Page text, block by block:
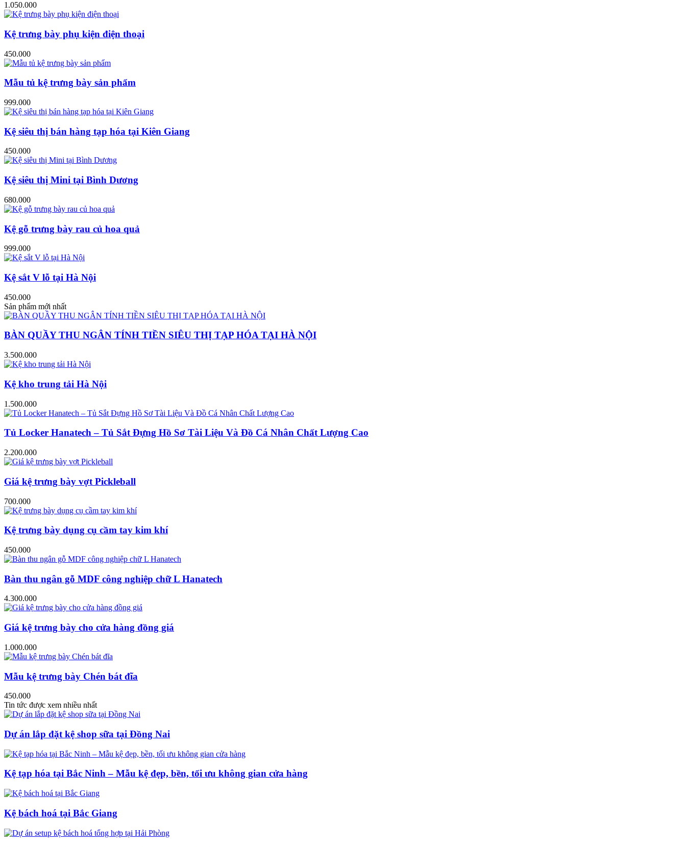
1.050.000
Kệ trưng bày phụ kiện điện thoại
450.000
Mẫu tủ kệ trưng bày sản phẩm
999.000
Kệ siêu thị bán hàng tạp hóa tại Kiên Giang
450.000
Kệ siêu thị Mini tại Bình Dương
680.000
Kệ gỗ trưng bày rau củ hoa quả
999.000
Kệ sắt V lỗ tại Hà Nội
450.000
Sản phẩm mới nhất
BÀN QUẦY THU NGÂN TÍNH TIỀN SIÊU THỊ TẠP HÓA TẠI HÀ NỘI
3.500.000
Kệ kho trung tải Hà Nội
1.500.000
Tủ Locker Hanatech – Tủ Sắt Đựng Hồ Sơ Tài Liệu Và Đồ Cá Nhân Chất Lượng Cao
2.200.000
Giá kệ trưng bày vợt Pickleball
700.000
Kệ trưng bày dụng cụ cầm tay kim khí
450.000
Bàn thu ngân gỗ MDF công nghiệp chữ L Hanatech
4.300.000
Giá kệ trưng bày cho cửa hàng đồng giá
1.000.000
Mẫu kệ trưng bày Chén bát đĩa
450.000
Tin tức được xem nhiều nhất
Dự án lắp đặt kệ shop sữa tại Đồng Nai
Kệ tạp hóa tại Bắc Ninh – Mẫu kệ đẹp, bền, tối ưu không gian cửa hàng
Kệ bách hoá tại Bắc Giang